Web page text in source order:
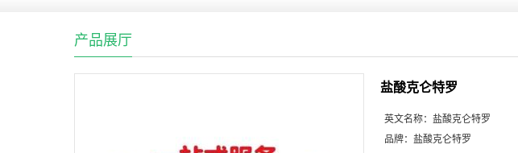
产品展厅
盐酸克仑特罗
英文名称： 盐酸克仑特罗
品牌： 盐酸克仑特罗